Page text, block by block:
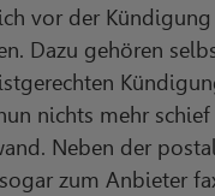
vor der
Dazu gehören
nichts mehr
Neben der
zum Anbieter